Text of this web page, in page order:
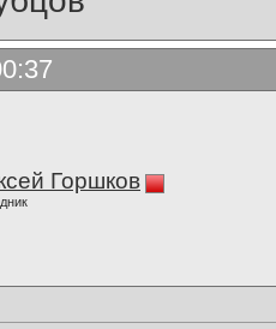
Горшков